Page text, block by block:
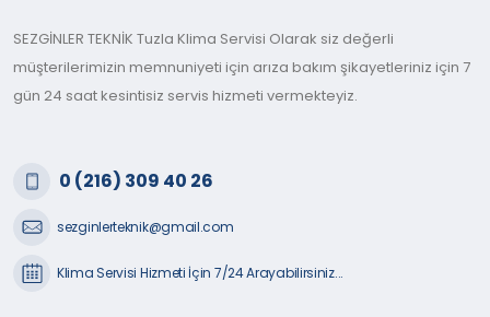
SEZGİNLER TEKNİK Tuzla Klima Servisi Olarak siz değerli
müşterilerimizin memnuniyeti için arıza bakım şikayetleriniz için 7
gün 24 saat kesintisiz servis hizmeti vermekteyiz.
0 (216) 309 40 26
sezginlerteknik@gmail.com
Klima Servisi Hizmeti İçin 7/24 Arayabilirsiniz...